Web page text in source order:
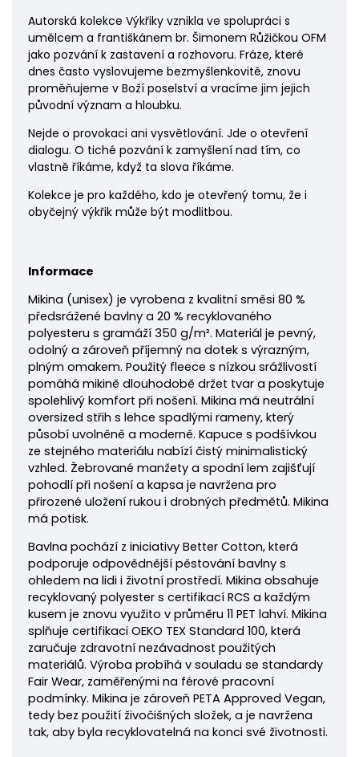
Autorská kolekce Výkřiky vznikla ve spolupráci s
umělcem a františkánem br. Šimonem Růžičkou OFM
jako pozvání k zastavení a rozhovoru. Fráze, které
dnes často vyslovujeme bezmyšlenkovitě, znovu
proměňujeme v Boží poselství a vracíme jim jejich
původní význam a hloubku.
Nejde o provokaci ani vysvětlování. Jde o otevření
dialogu. O tiché pozvání k zamyšlení nad tím, co
vlastně říkáme, když ta slova říkáme.
Kolekce je pro každého, kdo je otevřený tomu, že i
obyčejný výkřik může být modlitbou.
Informace
Mikina (unisex) je vyrobena z kvalitní směsi 80 %
předsrážené bavlny a 20 % recyklovaného
polyesteru s gramáží 350 g/m². Materiál je pevný,
odolný a zároveň příjemný na dotek s výrazným,
plným omakem. Použitý fleece s nízkou srážlivostí
pomáhá mikině dlouhodobě držet tvar a poskytuje
spolehlivý komfort při nošení. Mikina má neutrální
oversized střih s lehce spadlými rameny, který
působí uvolněně a moderně. Kapuce s podšívkou
ze stejného materiálu nabízí čistý minimalistický
vzhled. Žebrované manžety a spodní lem zajišťují
pohodlí při nošení a kapsa je navržena pro
přirozené uložení rukou i drobných předmětů. Mikina
má potisk.
Bavlna pochází z iniciativy Better Cotton, která
podporuje odpovědnější pěstování bavlny s
ohledem na lidi i životní prostředí. Mikina obsahuje
recyklovaný polyester s certifikací RCS a každým
kusem je znovu využito v průměru 11 PET lahví. Mikina
splňuje certifikaci OEKO TEX Standard 100, která
zaručuje zdravotní nezávadnost použitých
materiálů. Výroba probíhá v souladu se standardy
Fair Wear, zaměřenými na férové pracovní
podmínky. Mikina je zároveň PETA Approved Vegan,
tedy bez použití živočišných složek, a je navržena
tak, aby byla recyklovatelná na konci své životnosti.